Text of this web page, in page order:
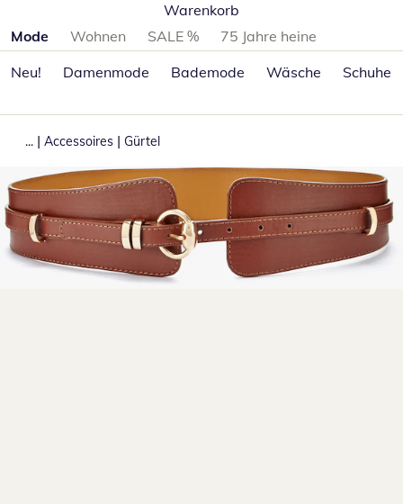
Warenkorb
Produktkategorien überspringen
Mode Wohnen SALE %
75 Jahre heine
Neu!
Damenmode Bademode Wäsche Schuhe
... | Accessoires | Gürtel